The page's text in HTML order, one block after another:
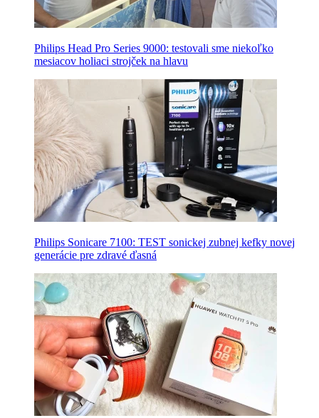
Philips Head Pro Series 9000: testovali sme niekoľko
mesiacov holiaci strojček na hlavu
Philips Sonicare 7100: TEST sonickej zubnej kefky novej
generácie pre zdravé ďasná